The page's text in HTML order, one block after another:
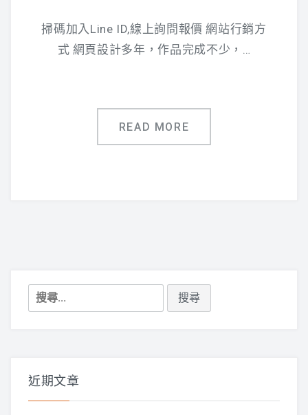
掃碼加入Line ID,線上詢問報價 網站行銷方
式 網頁設計多年，作品完成不少，…
READ MORE
搜
尋
近期文章